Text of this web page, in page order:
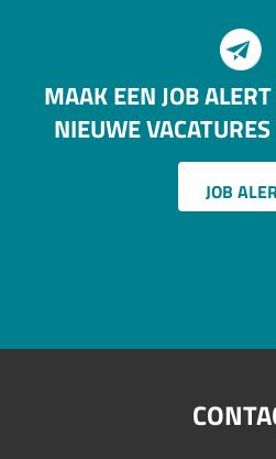
MAAK EEN JOB
NIEUWE
JOB